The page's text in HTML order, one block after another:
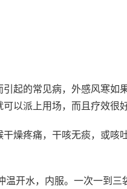
起的常见病，外感风寒如
以派上用场，而且疗效很好
燥疼痛，干咳无痰，或咳
温开水，内服。一次一到三